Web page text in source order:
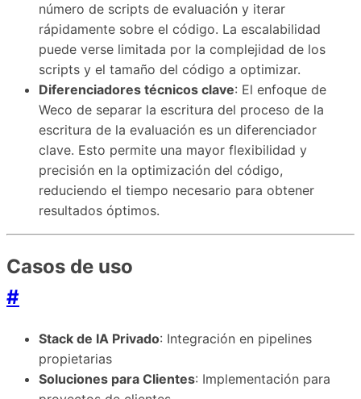
número de scripts de evaluación y iterar
rápidamente sobre el código. La escalabilidad
puede verse limitada por la complejidad de los
scripts y el tamaño del código a optimizar.
Diferenciadores técnicos clave: El enfoque de
Weco de separar la escritura del proceso de la
escritura de la evaluación es un diferenciador
clave. Esto permite una mayor flexibilidad y
precisión en la optimización del código,
reduciendo el tiempo necesario para obtener
resultados óptimos.
Casos de uso
#
Stack de IA Privado: Integración en pipelines
propietarias
Soluciones para Clientes: Implementación para